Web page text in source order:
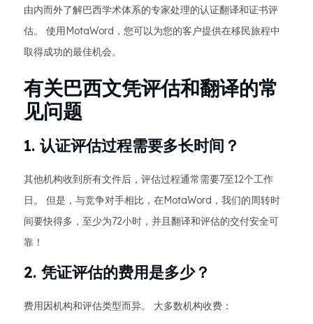
由内而外了解巴西学术体系的专家处理的认证翻译和证书评
估。 使用MotaWord，您可以为您的客户提供在移民旅程中
取得成功的最佳机会。
有关巴西文凭评估和翻译的常
见问题
1. 认证评估过程需要多长时间？
其他机构收到所有文件后，评估过程通常需要7至12个工作
日。 但是，与竞争对手相比，在MotaWord，我们的周转时
间要快得多，至少为72小时，并且翻译和评估的交付安全可
靠！
2. 凭证评估的费用是多少？
费用因机构和评估类型而异。 大多数机构收费：